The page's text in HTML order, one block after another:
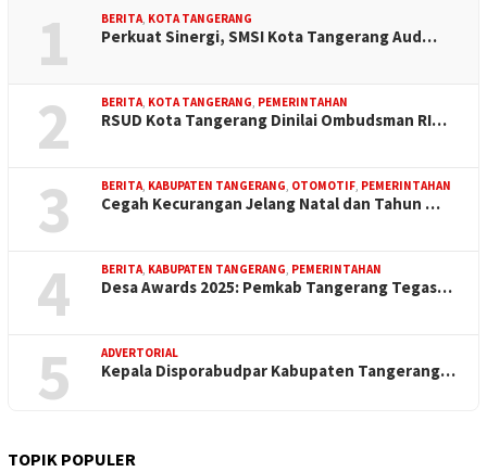
1 BERITA, KOTA TANGERANG
Perkuat Sinergi, SMSI Kota Tangerang Aud…
2 BERITA, KOTA TANGERANG, PEMERINTAHAN
RSUD Kota Tangerang Dinilai Ombudsman RI…
3 BERITA, KABUPATEN TANGERANG, OTOMOTIF, PEMERINTAHAN
Cegah Kecurangan Jelang Natal dan Tahun …
4 BERITA, KABUPATEN TANGERANG, PEMERINTAHAN
Desa Awards 2025: Pemkab Tangerang Tegas…
5 ADVERTORIAL
Kepala Disporabudpar Kabupaten Tangerang…
TOPIK POPULER